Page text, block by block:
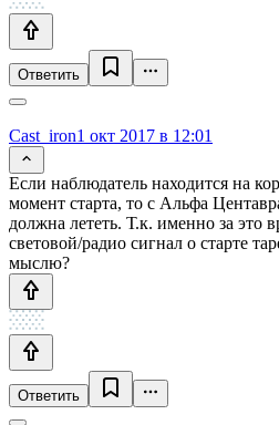
Ответить
Cast_iron1 окт 2017 в 12:01
Если наблюдатель находится на
момент старта, то с Альфа
должна лететь. Т.к. именно за это
световой/радио сигнал о старте
мыслю?
Ответить